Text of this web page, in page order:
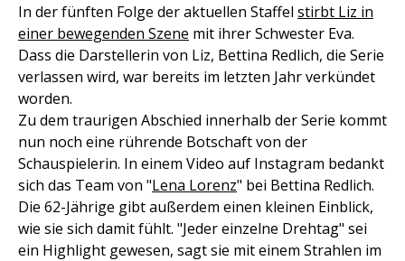
In der fünften Folge der aktuellen Staffel stirbt Liz in
einer bewegenden Szene mit ihrer Schwester Eva.
Dass die Darstellerin von Liz, Bettina Redlich, die Serie
verlassen wird, war bereits im letzten Jahr verkündet
worden.
Zu dem traurigen Abschied innerhalb der Serie kommt
nun noch eine rührende Botschaft von der
Schauspielerin. In einem Video auf Instagram bedankt
sich das Team von "Lena Lorenz" bei Bettina Redlich.
Die 62-Jährige gibt außerdem einen kleinen Einblick,
wie sie sich damit fühlt. "Jeder einzelne Drehtag" sei
ein Highlight gewesen, sagt sie mit einem Strahlen im